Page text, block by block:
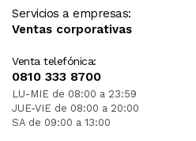
Servicios a empresas:
Ventas corporativas
Venta telefónica:
0810 333 8700
LU-MIE de 08:00 a 23:59
JUE-VIE de 08:00 a 20:00
SA de 09:00 a 13:00